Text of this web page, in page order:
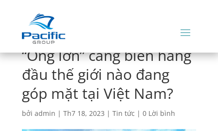
“Ông lớn” cảng biển hàng
đầu thế giới nào đang
góp mặt tại Việt Nam?
bởi admin | Th7 18, 2023 | Tin tức | 0 Lời bình